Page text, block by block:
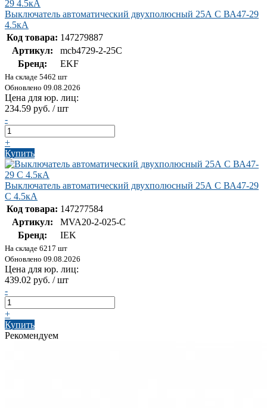
Выключатель автоматический двухполюсный 25А С ВА47-29
4.5кА
Код товара: 147279887
Артикул:
mcb4729-2-25C
Бренд:
EKF
На складе 5462 шт
Обновлено 09.08.2026
Цена для юр. лиц:
234.59 руб. / шт
-
+
Купить
Выключатель автоматический двухполюсный 25А C ВА47-29
C 4.5кА
Код товара: 147277584
Артикул:
MVA20-2-025-C
Бренд:
IEK
На складе 6217 шт
Обновлено 09.08.2026
Цена для юр. лиц:
439.02 руб. / шт
-
+
Купить
Рекомендуем